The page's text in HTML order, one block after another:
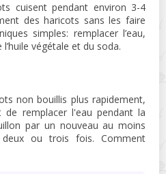
cuisent pendant environ 3-4
des haricots sans les faire
simples: remplacer l’eau,
végétale et du soda.
non bouillis plus rapidement,
de remplacer l'eau pendant la
par un nouveau au moins
ou trois fois. Comment